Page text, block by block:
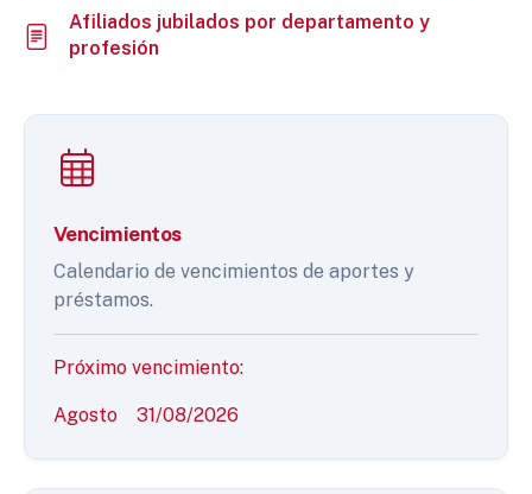
Afiliados jubilados por departamento y
profesión
Vencimientos
Calendario de vencimientos de aportes y
préstamos.
Próximo vencimiento:
Agosto 31/08/2026